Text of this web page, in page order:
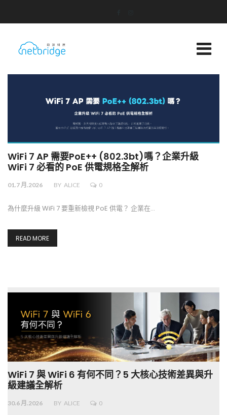
WiFi 7 AP 需要PoE++ (802.3bt)嗎？企業升級
WiFi 7 必看的 PoE 供電規格全解析
01.7 月.2026 BY ALICE 0
為什麼升級 WiFi 7 要重新檢視 PoE 供電？ 企業在…
READ MORE
WiFi 7 與 WiFi 6 有何不同？5 大核心技術差異與升
級建議全解析
30.6 月.2026 BY ALICE 0